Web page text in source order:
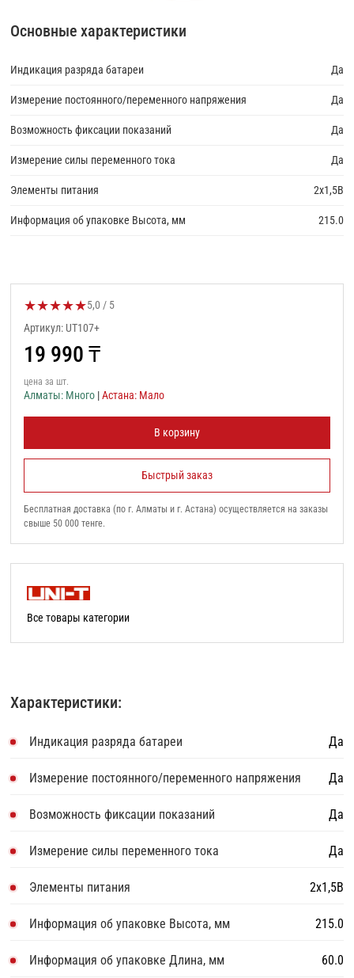
Основные характеристики
Индикация разряда батареи Да
Измерение постоянного/переменного напряжения Да
Возможность фиксации показаний Да
Измерение силы переменного тока Да
Элементы питания 2х1,5В
Информация об упаковке Высота, мм 215.0
Характеристики:
Индикация разряда батареи Да
Измерение постоянного/переменного напряжения Да
Возможность фиксации показаний Да
Измерение силы переменного тока Да
Элементы питания 2х1,5В
Информация об упаковке Высота, мм 215.0
Информация об упаковке Длина, мм 60.0
★★★★★Оценка товара:
5,0 / 5
Артикул: UT107+
19 990 ₸
цена за шт.
Алматы: Много |Астана: Мало
В корзину
Быстрый заказ
Бесплатная доставка (по г. Алматы и г. Астана) осуществляется на заказы
свыше 50 000 тенге.
Все товары категории